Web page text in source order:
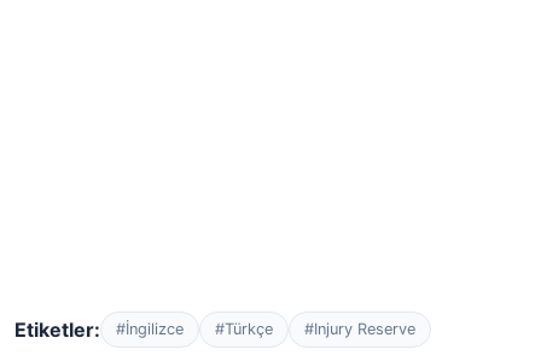
Etiketler: #İngilizce #Türkçe #Injury Reserve